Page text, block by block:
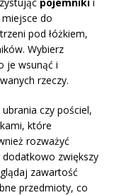
do
pod łóżkiem,
Wybierz
je wsunąć i
rzeczy.
czy pościel,
które
rozważyć
dodatkowo zwiększy
zawartość
przedmioty, co